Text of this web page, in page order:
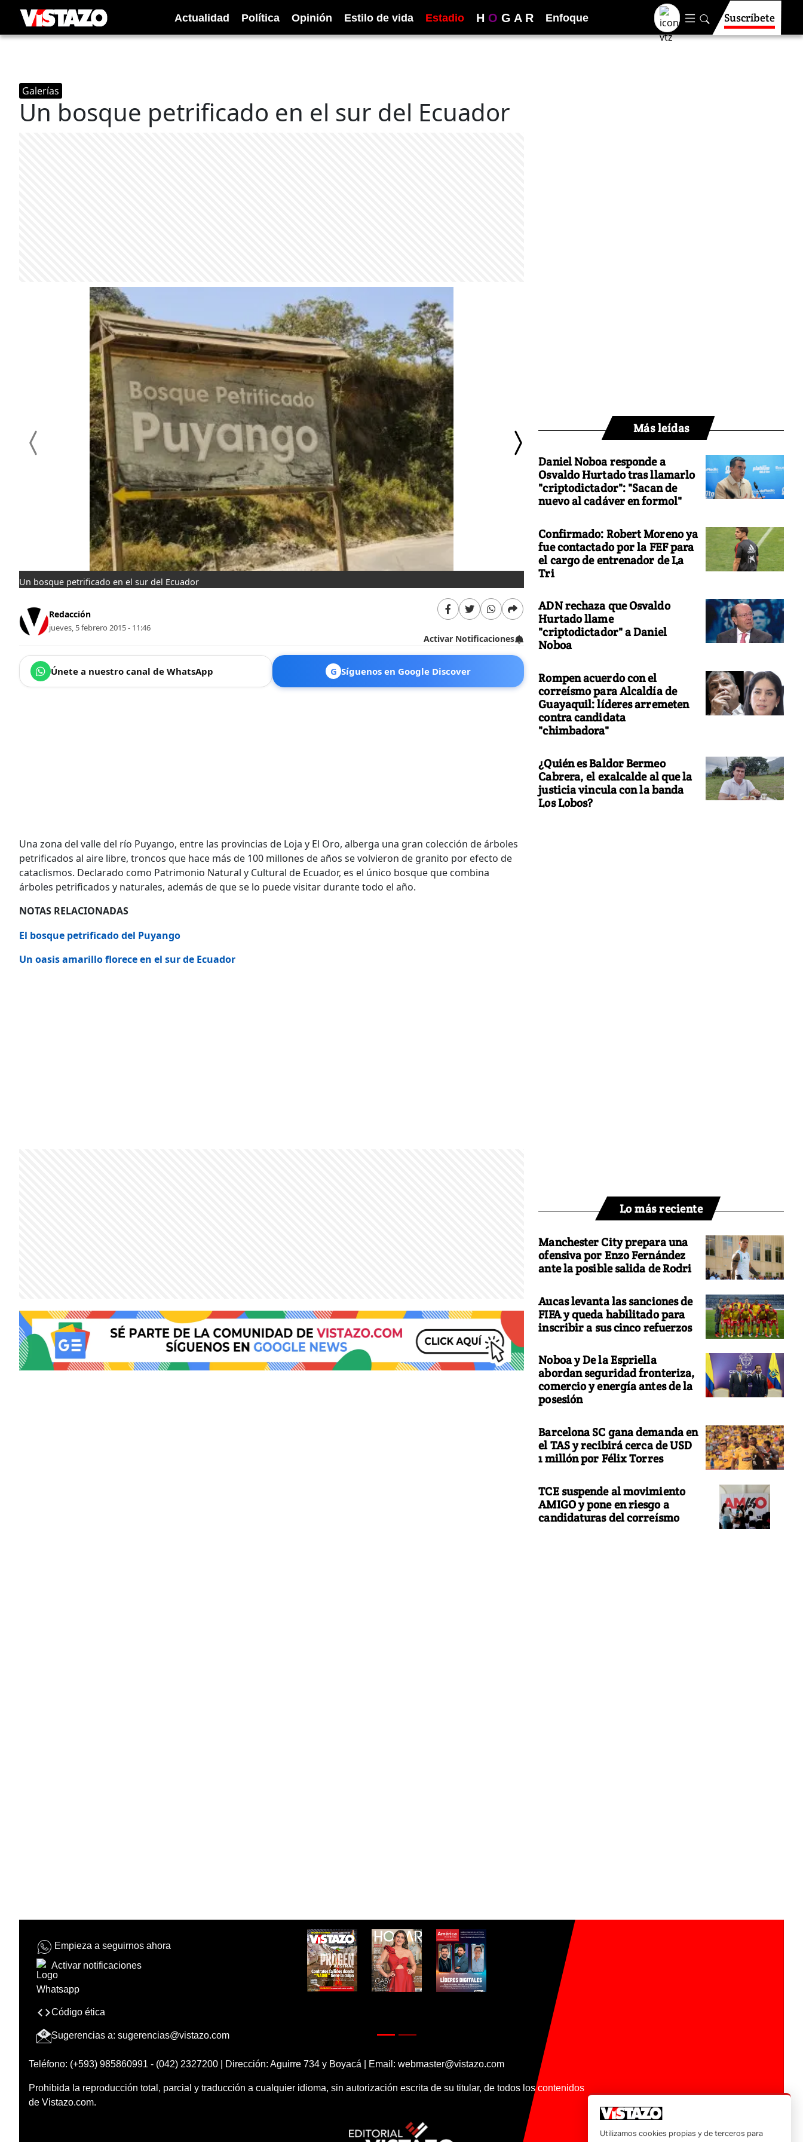
Actualidad Política Opinión Estilo de vida Estadio H O G A R Enfoque Suscríbete
Galerías
Un bosque petrificado en el sur del Ecuador
Un bosque petrificado en el sur del Ecuador
Redacción
jueves, 5 febrero 2015 - 11:46
Activar Notificaciones
Únete a nuestro canal de WhatsApp G Síguenos en Google Discover
Una zona del valle del río Puyango, entre las provincias de Loja y El Oro, alberga una gran colección de árboles
petrificados al aire libre, troncos que hace más de 100 millones de años se volvieron de granito por efecto de
cataclismos. Declarado como Patrimonio Natural y Cultural de Ecuador, es el único bosque que combina
árboles petrificados y naturales, además de que se lo puede visitar durante todo el año.
NOTAS RELACIONADAS
El bosque petrificado del Puyango
Un oasis amarillo florece en el sur de Ecuador
Más leídas
Daniel Noboa responde a
Osvaldo Hurtado tras llamarlo
"criptodictador": "Sacan de
nuevo al cadáver en formol"
Confirmado: Robert Moreno ya
fue contactado por la FEF para
el cargo de entrenador de La
Tri
ADN rechaza que Osvaldo
Hurtado llame
"criptodictador" a Daniel
Noboa
Rompen acuerdo con el
correísmo para Alcaldía de
Guayaquil: líderes arremeten
contra candidata
"chimbadora"
¿Quién es Baldor Bermeo
Cabrera, el exalcalde al que la
justicia vincula con la banda
Los Lobos?
Lo más reciente
Manchester City prepara una
ofensiva por Enzo Fernández
ante la posible salida de Rodri
Aucas levanta las sanciones de
FIFA y queda habilitado para
inscribir a sus cinco refuerzos
Noboa y De la Espriella
abordan seguridad fronteriza,
comercio y energía antes de la
posesión
Barcelona SC gana demanda en
el TAS y recibirá cerca de USD
1 millón por Félix Torres
TCE suspende al movimiento
AMIGO y pone en riesgo a
candidaturas del correísmo
Empieza a seguirnos ahora
Activar notificaciones
Código ética
Sugerencias a: sugerencias@vistazo.com
Teléfono: (+593) 985860991 - (042) 2327200 | Dirección: Aguirre 734 y Boyacá | Email: webmaster@vistazo.com
Prohibida la reproducción total, parcial y traducción a cualquier idioma, sin autorización escrita de su titular, de todos los contenidos
de Vistazo.com.
Utilizamos cookies propias y de terceros para